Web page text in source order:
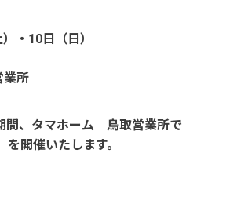
10日（日）
所
間、タマホーム 鳥取営業所で
を開催いたします。